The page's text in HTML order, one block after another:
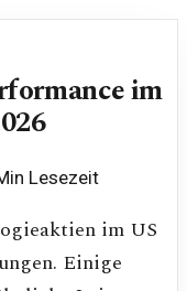
im
Lesezeit
im US
Einige